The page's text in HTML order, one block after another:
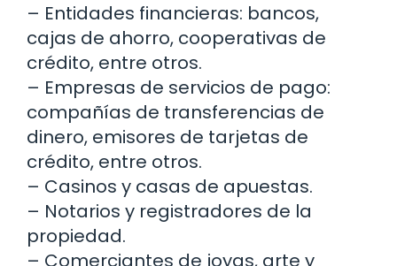
– Entidades financieras: bancos,
cajas de ahorro, cooperativas de
crédito, entre otros.
– Empresas de servicios de pago:
compañías de transferencias de
dinero, emisores de tarjetas de
crédito, entre otros.
– Casinos y casas de apuestas.
– Notarios y registradores de la
propiedad.
– Comerciantes de joyas, arte y